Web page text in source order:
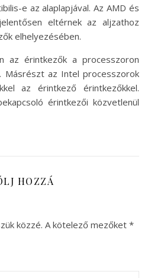
e az alaplapjával. Az AMD és
eltérnek az aljzathoz
elhelyezésében.
az érintkezők a processzoron
Másrészt az Intel processzorok
az érintkező érintkezőkkel.
érintkezői közvetlenül
HOZZÁ
közzé. A kötelező mezőket *